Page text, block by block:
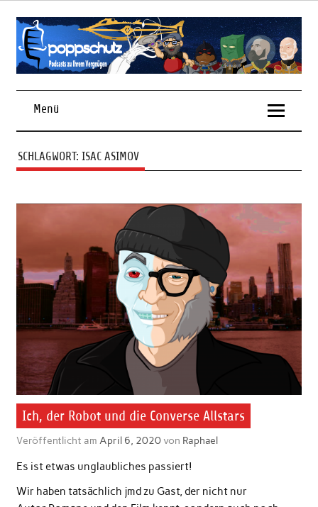
Skip
contentPodcasts zu Ihrem Vergnügen
Menü
SCHLAGWORT: ISAC ASIMOV
Ich, der Robot und die Converse Allstars
Veröffentlicht am April 6, 2020von Raphael
Es ist etwas unglaubliches passiert!
Wir haben tatsächlich jmd zu Gast, der nicht nur